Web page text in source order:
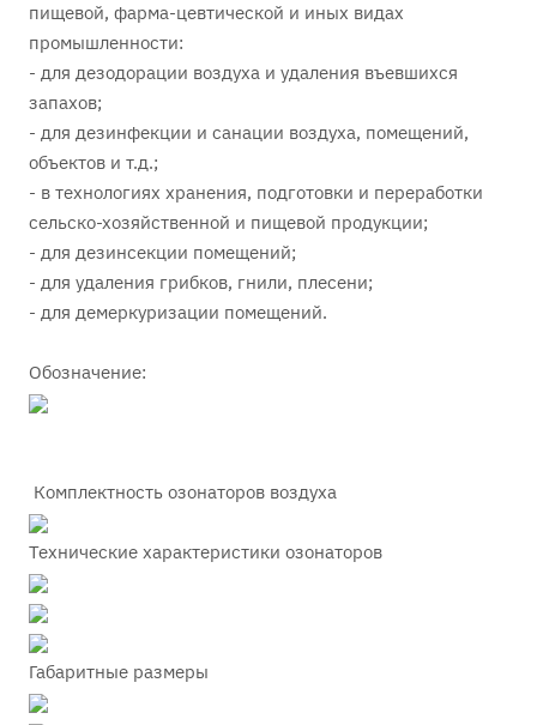
пищевой, фарма-цевтической и иных видах
промышленности:
- для дезодорации воздуха и удаления въевшихся
запахов;
- для дезинфекции и санации воздуха, помещений,
объектов и т.д.;
- в технологиях хранения, подготовки и переработки
сельско-хозяйственной и пищевой продукции;
- для дезинсекции помещений;
- для удаления грибков, гнили, плесени;
- для демеркуризации помещений.
Обозначение:
Комплектность озонаторов воздуха
Технические характеристики озонаторов
Габаритные размеры